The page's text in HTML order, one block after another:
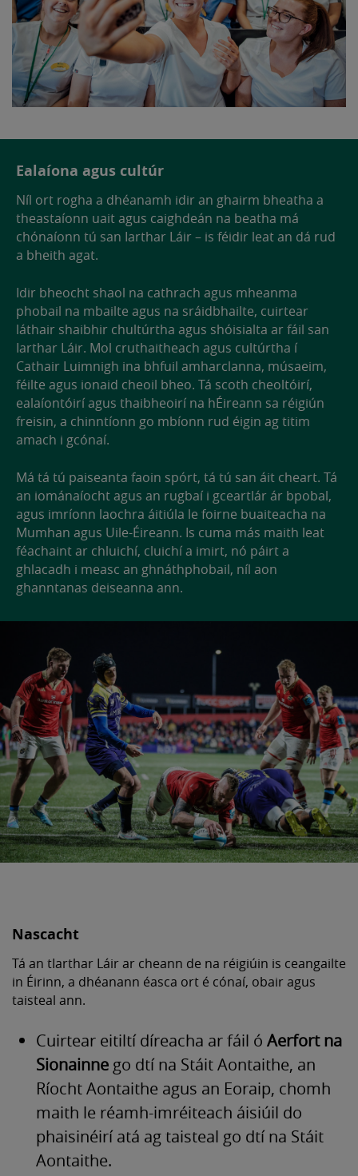
Ealaíona agus cultúr
Níl ort rogha a dhéanamh idir an ghairm bheatha a
theastaíonn uait agus caighdeán na beatha má
chónaíonn tú san Iarthar Láir – is féidir leat an dá rud
a bheith agat.
Idir bheocht shaol na cathrach agus mheanma
phobail na mbailte agus na sráidbhailte, cuirtear
láthair shaibhir chultúrtha agus shóisialta ar fáil san
Iarthar Láir. Mol cruthaitheach agus cultúrtha í
Cathair Luimnigh ina bhfuil amharclanna, músaeim,
féilte agus ionaid cheoil bheo. Tá scoth cheoltóirí,
ealaíontóirí agus thaibheoirí na hÉireann sa réigiún
freisin, a chinntíonn go mbíonn rud éigin ag titim
amach i gcónaí.
Má tá tú paiseanta faoin spórt, tá tú san áit cheart. Tá
an iománaíocht agus an rugbaí i gceartlár ár bpobal,
agus imríonn laochra áitiúla le foirne buaiteacha na
Mumhan agus Uile-Éireann. Is cuma más maith leat
féachaint ar chluichí, cluichí a imirt, nó páirt a
ghlacadh i measc an ghnáthphobail, níl aon
ghanntanas deiseanna ann.
Nascacht
Tá an tIarthar Láir ar cheann de na réigiúin is ceangailte
in Éirinn, a dhéanann éasca ort é cónaí, obair agus
taisteal ann.
Cuirtear eitiltí díreacha ar fáil ó Aerfort na
Sionainne go dtí na Stáit Aontaithe, an
Ríocht Aontaithe agus an Eoraip, chomh
maith le réamh-imréiteach áisiúil do
phaisinéirí atá ag taisteal go dtí na Stáit
Aontaithe.